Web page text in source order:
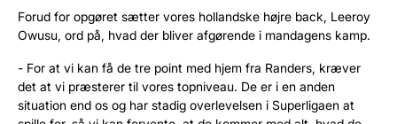
Forud for opgøret sætter vores hollandske højre back, Leeroy
Owusu, ord på, hvad der bliver afgørende i mandagens kamp.
- For at vi kan få de tre point med hjem fra Randers, kræver
det at vi præsterer til vores topniveau. De er i en anden
situation end os og har stadig overlevelsen i Superligaen at